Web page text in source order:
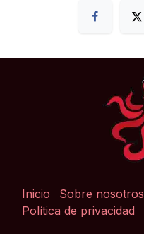
Inicio Sobre nosotros
Política de privacidad